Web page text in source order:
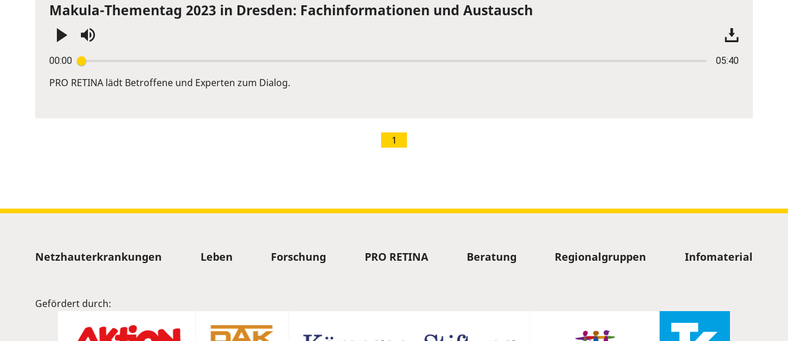
Makula-Thementag 2023 in Dresden: Fachinformationen und Austausch
00:00 05:40
Enter
or
PRO RETINA lädt Betroffene und Experten zum Dialog.
1
Sitemap
Netzhauterkrankungen Leben Forschung PRO RETINA Beratung Regionalgruppen Infomaterial
Gefördert durch: